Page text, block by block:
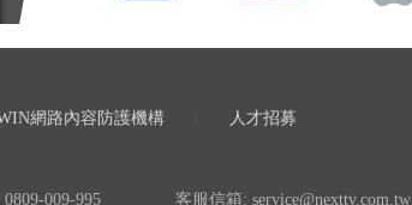
網路內容防護機構 人才招募
009-995 客服信箱: service@nexttv.com.tw